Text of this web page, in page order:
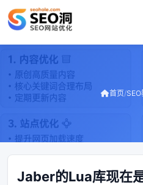
首页/
Jaber的Lua库现在